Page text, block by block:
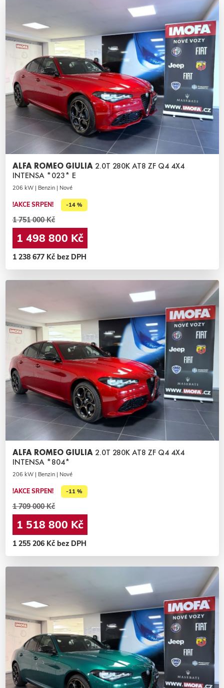
ALFA ROMEO GIULIA 2.0T 280K AT8 ZF Q4 4X4
INTENSA *023* E
206 kW | Benzin | Nové
!AKCE SRPEN! -14 %
1 751 000 Kč
1 498 800 Kč
1 238 677 Kč bez DPH
ALFA ROMEO GIULIA 2.0T 280K AT8 ZF Q4 4X4
INTENSA *804*
206 kW | Benzin | Nové
!AKCE SRPEN! -11 %
1 709 000 Kč
1 518 800 Kč
1 255 206 Kč bez DPH